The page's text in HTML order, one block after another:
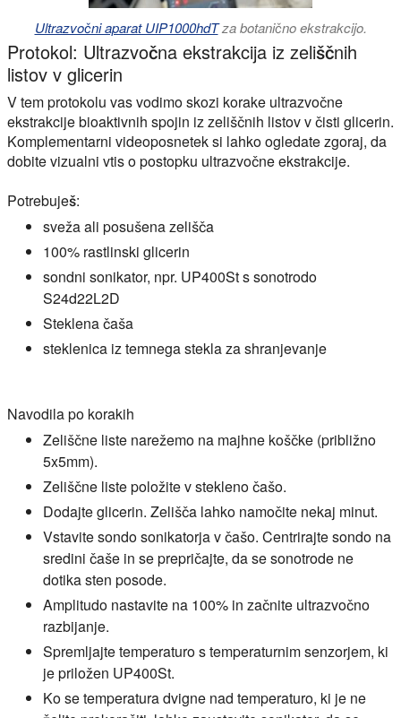
Ultrazvočni aparat UIP1000hdTza botanično ekstrakcijo.
Protokol: Ultrazvočna ekstrakcija iz zeliščnih
listov v glicerin
V tem protokolu vas vodimo skozi korake ultrazvočne
ekstrakcije bioaktivnih spojin iz zeliščnih listov v čisti glicerin.
Komplementarni videoposnetek si lahko ogledate zgoraj, da
dobite vizualni vtis o postopku ultrazvočne ekstrakcije.
Potrebuješ:
sveža ali posušena zelišča
100% rastlinski glicerin
sondni sonikator, npr. UP400St s sonotrodo
S24d22L2D
Steklena čaša
steklenica iz temnega stekla za shranjevanje
Navodila po korakih
Zeliščne liste narežemo na majhne koščke (približno
5x5mm).
Zeliščne liste položite v stekleno čašo.
Dodajte glicerin. Zelišča lahko namočite nekaj minut.
Vstavite sondo sonikatorja v čašo. Centrirajte sondo na
sredini čaše in se prepričajte, da se sonotrode ne
dotika sten posode.
Amplitudo nastavite na 100% in začnite ultrazvočno
razbijanje.
Spremljajte temperaturo s temperaturnim senzorjem, ki
je priložen UP400St.
Ko se temperatura dvigne nad temperaturo, ki je ne